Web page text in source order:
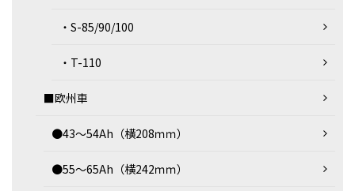
・S-85/90/100
・T-110
■欧州車
●43～54Ah（横208ｍｍ）
●55～65Ah（横242ｍｍ）